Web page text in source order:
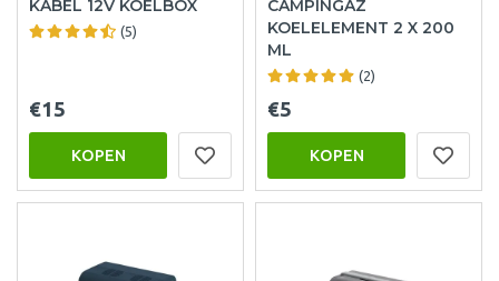
KABEL 12V KOELBOX
(5)
€15
KOPEN
CAMPINGAZ
KOELELEMENT 2 X 200
ML
(2)
€5
KOPEN